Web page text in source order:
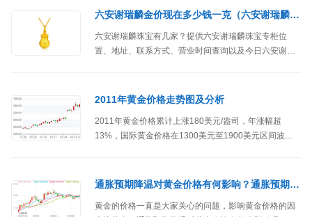
六安谢瑞麟金价现在多少钱一克（六安谢瑞麟珠宝专柜）
六安谢瑞麟珠宝有几家？提供六安谢瑞麟珠宝专柜位
置、地址、联系方式、营业时间查询以及今日六安谢瑞
2011年黄金价格走势图及分析
2011年黄金价格累计上涨180美元/盎司，年涨幅超
13%，国际黄金价格在1300美元至1900美元区间波
通胀预期降温对黄金价格有何影响？通胀预期降温会让黄金价格上涨吗
黄金的价格一直是大家关心的问题，影响黄金价格的因